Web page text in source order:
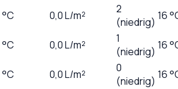
°C 0,0L/m²
2
(niedrig) 16
°C 0,0L/m²
1
(niedrig) 16
°C 0,0L/m²
0
(niedrig) 16